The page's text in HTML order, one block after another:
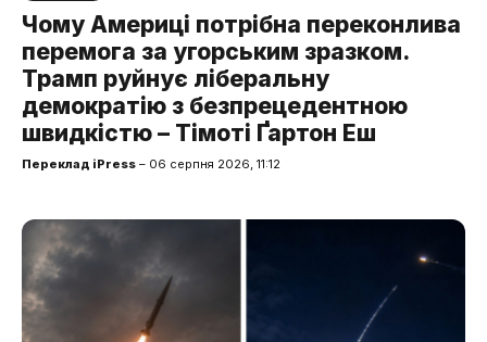
Чому Америці потрібна переконлива
перемога за угорським зразком.
Трамп руйнує ліберальну
демократію з безпрецедентною
швидкістю – Тімоті Ґартон Еш
Переклад iPress – 06 серпня 2026, 11:12